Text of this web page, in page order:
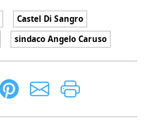
Castel Di Sangro
sindaco Angelo Caruso